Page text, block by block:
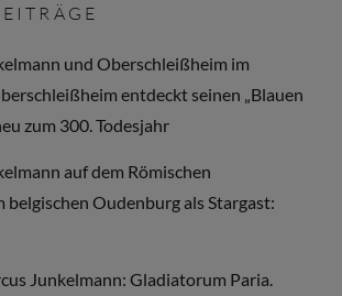
MIT
DR.
MARCUS
JUNKELMANN
JETZT
IM
und Oberschleißheim im
entdeckt seinen „Blauen
zum 300. Todesjahr
auf dem Römischen
belgischen Oudenburg als Stargast:
Junkelmann: Gladiatorum Paria.